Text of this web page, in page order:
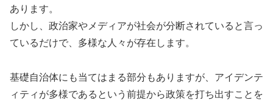
あります。
しかし、政治家やメディアが社会が分断されていると言っ
ているだけで、多様な人々が存在します。
基礎自治体にも当てはまる部分もありますが、アイデンテ
ィティが多様であるという前提から政策を打ち出すことを